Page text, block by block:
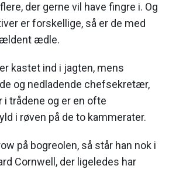
der gerne vil have fingre i. Og
er forskellige, så er de med
ædle.
kastet ind i jagten, mens
og nedladende chefsekretær,
trådene og er en ofte
i røven på de to kammerater.
på bogreolen, så står han nok i
Cornwell, der ligeledes har